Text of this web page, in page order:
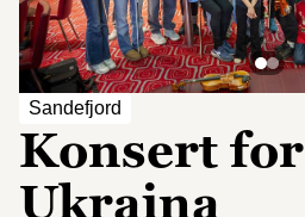
Sandefjord
Konsert for
Ukraina